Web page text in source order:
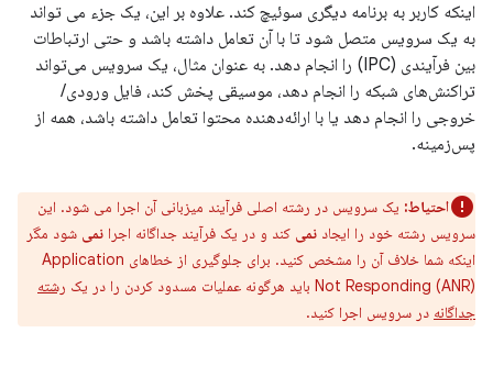
اینکه کاربر به برنامه دیگری سوئیچ کند. علاوه بر این، یک جزء می تواند
به یک سرویس متصل شود تا با آن تعامل داشته باشد و حتی ارتباطات
بین فرآیندی (IPC) را انجام دهد. به عنوان مثال، یک سرویس می‌تواند
تراکنش‌های شبکه را انجام دهد، موسیقی پخش کند، فایل ورودی/
خروجی را انجام دهد یا با ارائه‌دهنده محتوا تعامل داشته باشد، همه از
پس‌زمینه.
احتیاط: یک سرویس در رشته اصلی فرآیند میزبانی آن اجرا می شود. این
سرویس رشته خود را ایجاد نمی کند و در یک فرآیند جداگانه اجرا نمی شود مگر
اینکه شما خلاف آن را مشخص کنید. برای جلوگیری از خطاهای Application
Not Responding (ANR) باید هرگونه عملیات مسدود کردن را در یک
رشته
جداگانه در سرویس اجرا کنید.